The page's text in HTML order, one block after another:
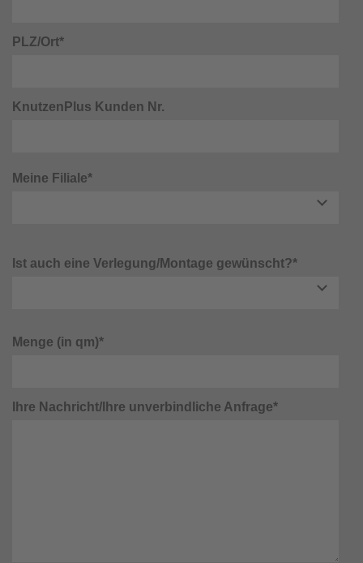
PLZ/Ort*
KnutzenPlus Kunden Nr.
Meine Filiale*
Ist auch eine Verlegung/Montage gewünscht?*
Menge (in qm)*
Ihre Nachricht/Ihre unverbindliche Anfrage*